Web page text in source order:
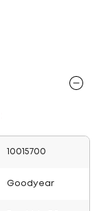
10015700
Goodyear